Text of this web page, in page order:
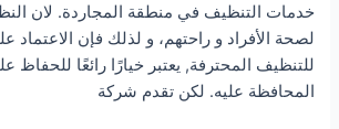
خدمات التنظيف في منطقة المجاردة. لان
لصحة الأفراد و راحتهم، و لذلك فإن
للتنظيف المحترفة, يعتبر خيارًا رائعًا للحفاظ
المحافظة عليه. لكن تقدم شركة